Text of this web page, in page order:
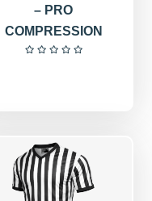
– PRO
COMPRESSION